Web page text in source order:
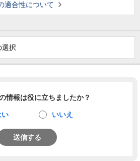
適合性について
選択
情報は役に立ちましたか？
い いいえ
送信する